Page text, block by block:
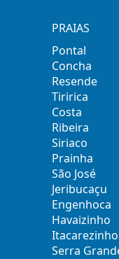
PRAIAS
Pontal
Concha
Resende
Tiririca
Costa
Ribeira
Siriaco
Prainha
São José
Jeribucaçu
Engenhoca
Havaizinho
Itacarezinho
Serra